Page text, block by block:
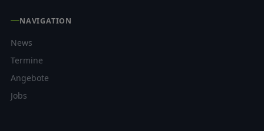
NAVIGATION
News
Termine
Angebote
Jobs